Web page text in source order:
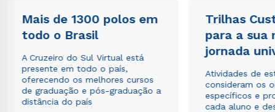
Mais de 1300 polos em
todo o Brasil
A Cruzeiro do Sul Virtual está
presente em todo o país,
oferecendo os melhores cursos
de graduação e pós-graduação a
distância do país
Trilhas
para a sua
jornada
Atividades de
consideram os
específicos e
cada aluno e
Política de Privacidade.e
autorizo que meus dados sejam utilizados para o
envio de conteúdos da Cruzeiro do Sul.